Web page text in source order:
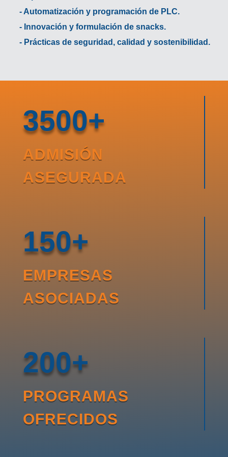
- Automatización y programación de PLC.
- Innovación y formulación de snacks.
- Prácticas de seguridad, calidad y sostenibilidad.
3500+
ADMISIÓN
ASEGURADA
150+
EMPRESAS
ASOCIADAS
200+
PROGRAMAS
OFRECIDOS